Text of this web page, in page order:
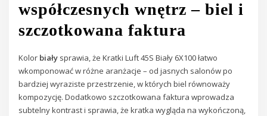
współczesnych wnętrz – biel i
szczotkowana faktura
Kolor biały sprawia, że Kratki Luft 45S Biały 6X100 łatwo
wkomponować w różne aranżacje – od jasnych salonów po
bardziej wyraziste przestrzenie, w których biel równoważy
kompozycję. Dodatkowo szczotkowana faktura wprowadza
subtelny kontrast i sprawia, że kratka wygląda na wykończoną,